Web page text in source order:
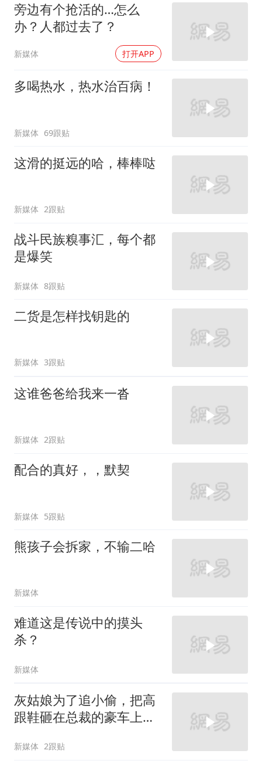
旁边有个抢活的…怎么
办？人都过去了？
新媒体 打开APP
多喝热水，热水治百病！
新媒体 69跟贴
这滑的挺远的哈，棒棒哒
新媒体 2跟贴
战斗民族糗事汇，每个都
是爆笑
新媒体 8跟贴
二货是怎样找钥匙的
新媒体 3跟贴
这谁爸爸给我来一沓
新媒体 2跟贴
配合的真好，，默契
新媒体 5跟贴
熊孩子会拆家，不输二哈
新媒体
难道这是传说中的摸头
杀？
新媒体
灰姑娘为了追小偷，把高
跟鞋砸在总裁的豪车上，
新媒体 2跟贴